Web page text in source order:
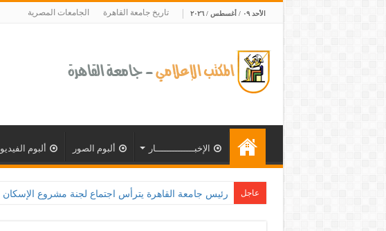
الأحد ٠٩ / أغسطس / ٢٠٢٦ تاريخ جامعة القاهرة الجامعات المصرية
الإخبــــــــــــــار ألبوم الصور ألبوم الفيديو
عاجل طلاب ال